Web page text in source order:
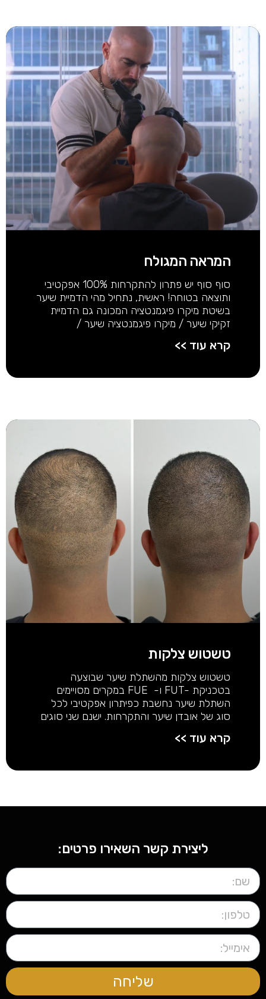
המראה המגולח
סוף סוף יש פתרון להתקרחות 100% אפקטיבי
ותוצאה בטוחה! ראשית, נתחיל מהי הדמיית שיער
בשיטת מיקרו פיגמנטציה המכונה גם הדמיית
זקיקי שיער / מיקרו פיגמנטציה שיער /
קרא עוד >>
טשטוש צלקות
טשטוש צלקות מהשתלת שיער שבוצעה
בטכניקת -FUT ו- FUE במקרים מסויימים
השתלת שיער נחשבת כפיתרון אפקטיבי לכל
סוג של אובדן שיער והתקרחות. ישנם שני סוגים
קרא עוד >>
ליצירת קשר השאירו פרטים:
שליחה